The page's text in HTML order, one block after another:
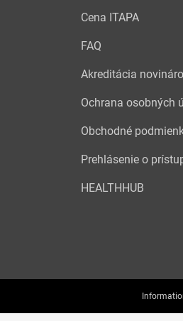
Cena ITAPA
FAQ
Akreditácia
Ochrana osobných
Obchodné
Prehlásenie o
HEALTHHUB